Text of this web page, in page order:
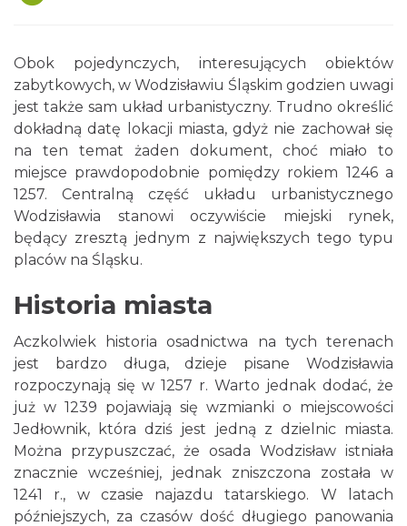
Obok pojedynczych, interesujących obiektów
zabytkowych, w Wodzisławiu Śląskim godzien uwagi
jest także sam układ urbanistyczny. Trudno określić
dokładną datę lokacji miasta, gdyż nie zachował się
na ten temat żaden dokument, choć miało to
miejsce prawdopodobnie pomiędzy rokiem 1246 a
1257. Centralną część układu urbanistycznego
Wodzisławia stanowi oczywiście miejski rynek,
będący zresztą jednym z największych tego typu
placów na Śląsku.
Historia miasta
Aczkolwiek historia osadnictwa na tych terenach
jest bardzo długa, dzieje pisane Wodzisławia
rozpoczynają się w 1257 r. Warto jednak dodać, że
już w 1239 pojawiają się wzmianki o miejscowości
Jedłownik, która dziś jest jedną z dzielnic miasta.
Można przypuszczać, że osada Wodzisław istniała
znacznie wcześniej, jednak zniszczona została w
1241 r., w czasie najazdu tatarskiego. W latach
późniejszych, za czasów dość długiego panowania